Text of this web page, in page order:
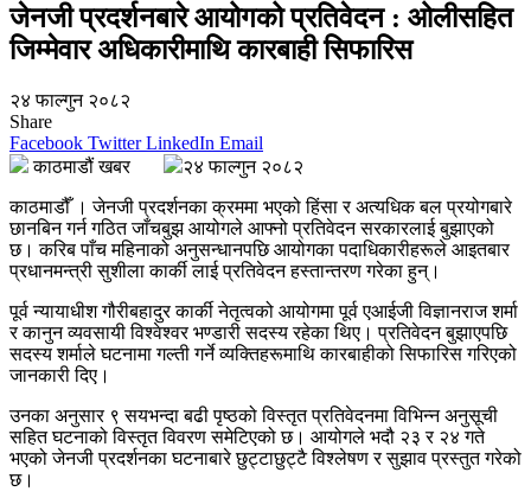
जेनजी प्रदर्शनबारे आयोगको प्रतिवेदन : ओलीसहित
जिम्मेवार अधिकारीमाथि कारबाही सिफारिस
२४ फाल्गुन २०८२
Share
Facebook Twitter LinkedIn Email
काठमाडौं खबर
२४ फाल्गुन २०८२
काठमाडौँ । जेनजी प्रदर्शनका क्रममा भएको हिंसा र अत्यधिक बल प्रयोगबारे
छानबिन गर्न गठित जाँचबुझ आयोगले आफ्नो प्रतिवेदन सरकारलाई बुझाएको
छ। करिब पाँच महिनाको अनुसन्धानपछि आयोगका पदाधिकारीहरूले आइतबार
प्रधानमन्त्री सुशीला कार्की लाई प्रतिवेदन हस्तान्तरण गरेका हुन्।
पूर्व न्यायाधीश गौरीबहादुर कार्की नेतृत्वको आयोगमा पूर्व एआईजी विज्ञानराज शर्मा
र कानुन व्यवसायी विश्वेश्वर भण्डारी सदस्य रहेका थिए। प्रतिवेदन बुझाएपछि
सदस्य शर्माले घटनामा गल्ती गर्ने व्यक्तिहरूमाथि कारबाहीको सिफारिस गरिएको
जानकारी दिए।
उनका अनुसार ९ सयभन्दा बढी पृष्ठको विस्तृत प्रतिवेदनमा विभिन्न अनुसूची
सहित घटनाको विस्तृत विवरण समेटिएको छ। आयोगले भदौ २३ र २४ गते
भएको जेनजी प्रदर्शनका घटनाबारे छुट्टाछुट्टै विश्लेषण र सुझाव प्रस्तुत गरेको
छ।